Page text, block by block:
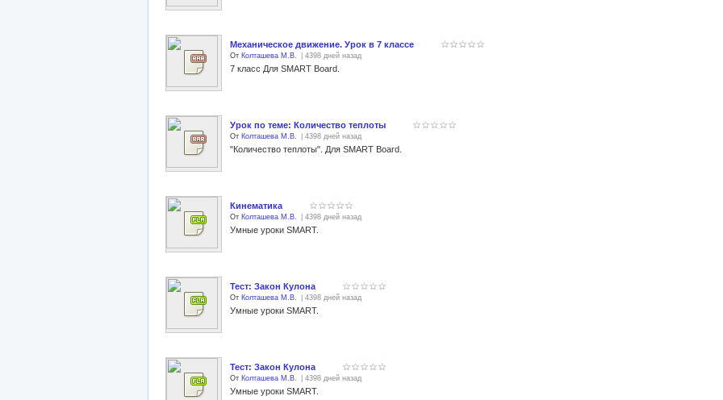
Механическое движение. Урок в 7 классе
От Колташева М.В. | 4398 дней назад
7 класс Для SMART Board.
Урок по теме: Количество теплоты
От Колташева М.В. | 4398 дней назад
"Количество теплоты". Для SMART Board.
Кинематика
От Колташева М.В. | 4398 дней назад
Умные уроки SMART.
Тест: Закон Кулона
От Колташева М.В. | 4398 дней назад
Умные уроки SMART.
Тест: Закон Кулона
От Колташева М.В. | 4398 дней назад
Умные уроки SMART.